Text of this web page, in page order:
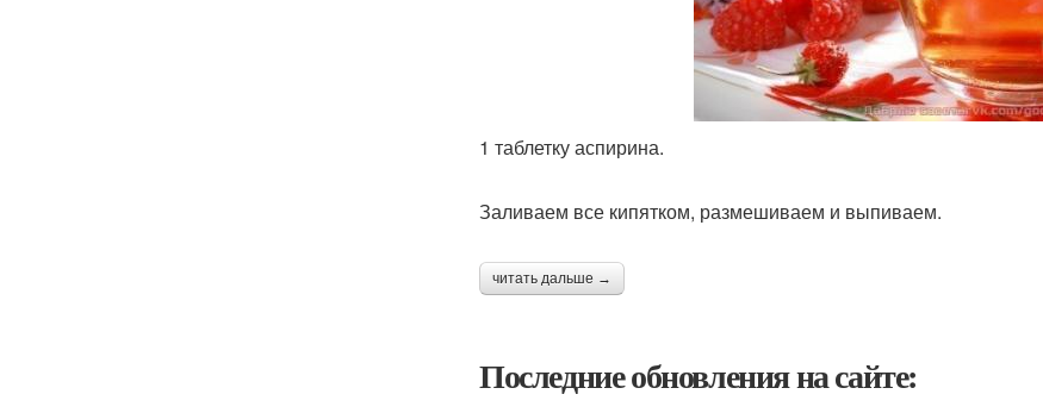
1 таблетку аспирина.
Заливаем все кипятком, размешиваем и выпиваем.
читать дальше →
Последние обновления на сайте: